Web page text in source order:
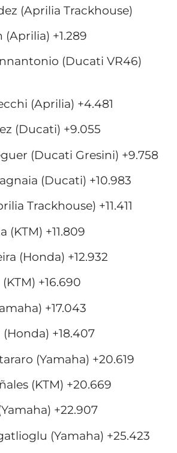
(Aprilia Trackhouse)
+1.289
(Ducati VR46)
(Aprilia) +4.481
(Ducati) +9.055
(Ducati Gresini) +9.758
(Ducati) +10.983
Trackhouse) +11.411
(KTM) +11.809
(Honda) +12.932
+16.690
+17.043
+18.407
(Yamaha) +20.619
(KTM) +20.669
+22.907
(Yamaha) +25.423